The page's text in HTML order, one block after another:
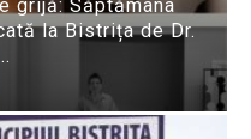
grijă: Săptămâna
la Bistrița de Dr.